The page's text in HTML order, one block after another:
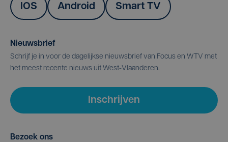
IOS Android Smart TV
Nieuwsbrief
Schrijf je in voor de dagelijkse nieuwsbrief van Focus en WTV met
het meest recente nieuws uit West-Vlaanderen.
Inschrijven
Bezoek ons